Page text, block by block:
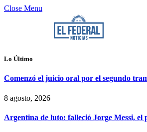
Close Menu
Lo Último
Comenzó el juicio oral por el segundo
8 agosto, 2026
Argentina de luto: falleció Jorge Messi, el